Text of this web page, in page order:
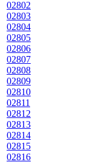
02802
02803
02804
02805
02806
02807
02808
02809
02810
02811
02812
02813
02814
02815
02816